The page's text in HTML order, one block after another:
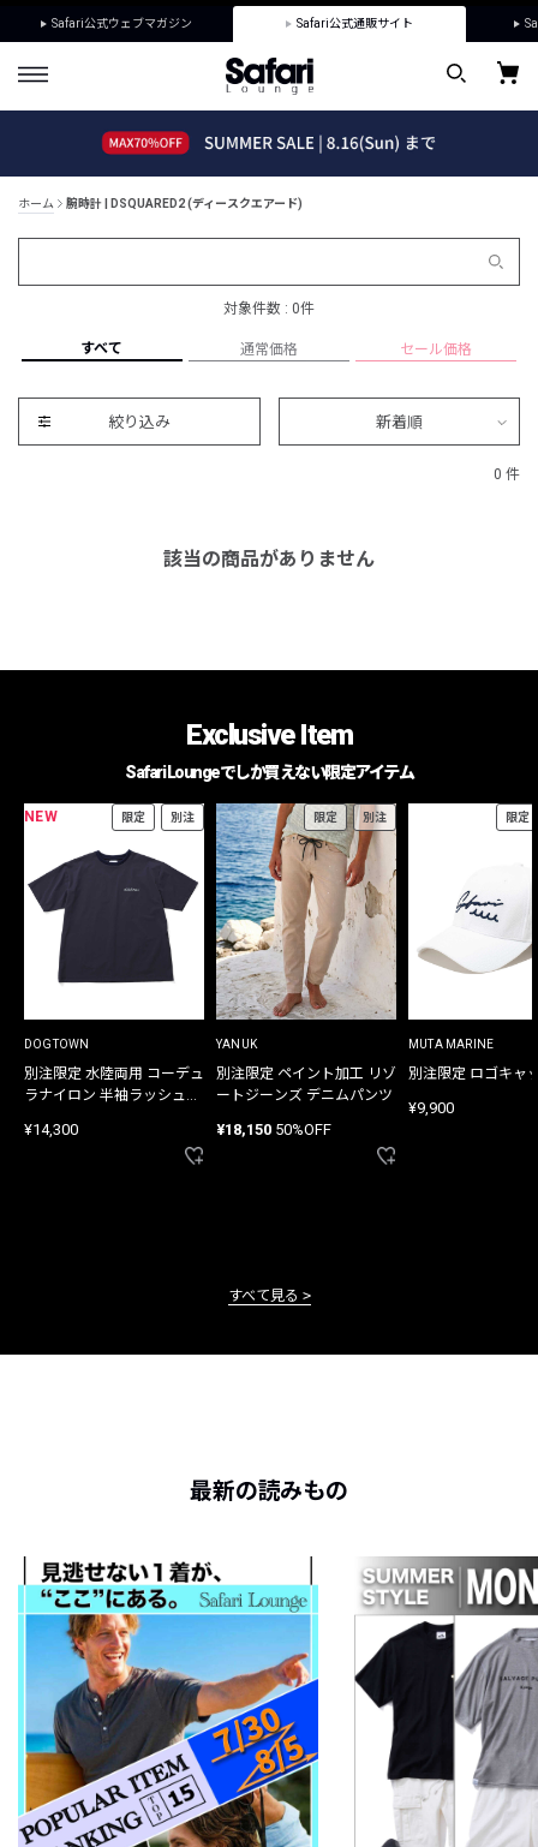
Safari公式ウェブマガジン Safari公式通販サイト
ホーム 腕時計 | DSQUARED2 (ディースクエアード)
対象件数 : 0件
すべて 通常価格 セール価格
絞り込み 新着順
0 件
該当の商品がありません
Exclusive Item
Safari Loungeでしか買えない限定アイテム
NEW 限定 別注
DOGTOWN
別注限定 水陸両用 コーデュ
ラナイロン 半袖ラッシュガ
¥14,300
限定 別注
YANUK
別注限定 ペイント加工 リゾ
ートジーンズ デニムパンツ
¥18,150 50%OFF
限定
MUTA MARINE
別注限定 ロゴキャ
¥9,900
すべて見る
最新の読みもの